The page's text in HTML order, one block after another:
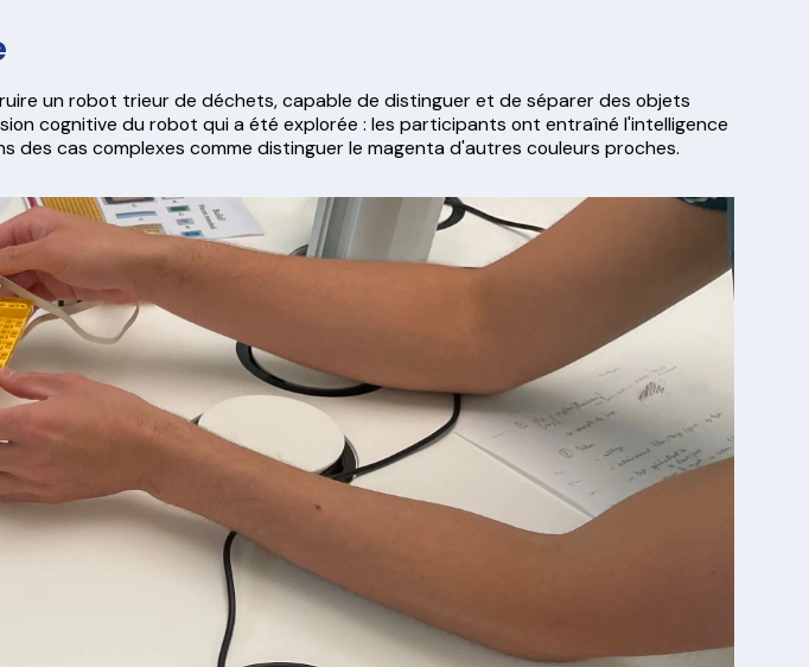
un robot trieur de déchets, capable de distinguer et de séparer des objets
cognitive du robot qui a été explorée : les participants ont entraîné l'intelligence
cas complexes comme distinguer le magenta d'autres couleurs proches.